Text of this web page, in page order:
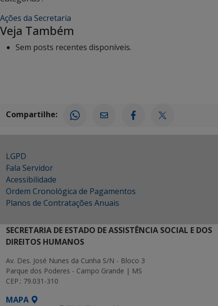
Ações da Secretaria
Veja Também
Sem posts recentes disponíveis.
Compartilhe:
LGPD
Fala Servidor
Acessibilidade
Ordem Cronológica de Pagamentos
Planos de Contratações Anuais
SECRETARIA DE ESTADO DE ASSISTÊNCIA SOCIAL E DOS
DIREITOS HUMANOS
Av. Des. José Nunes da Cunha S/N - Bloco 3
Parque dos Poderes - Campo Grande | MS
CEP.: 79.031-310
MAPA